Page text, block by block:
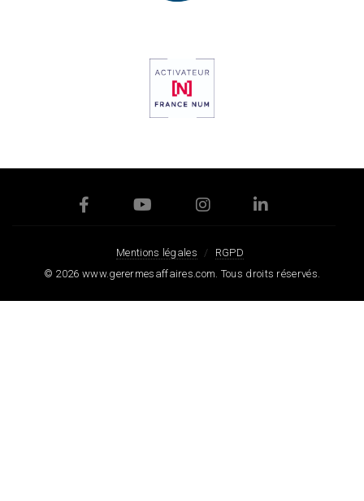
Mentions légales
RGPD
© 2026 www.gerermesaffaires.com. Tous droits réservés.